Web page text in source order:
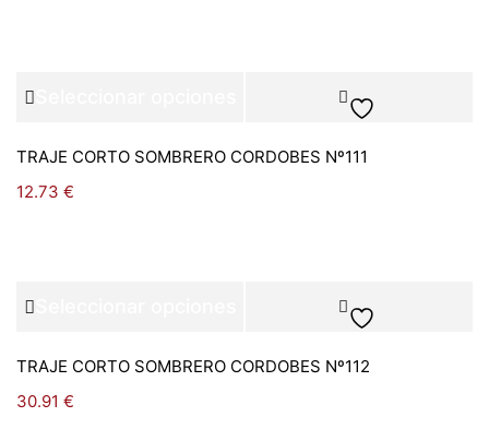
TRAJE CORTO SOMBRERO CORDOBES Nº111
12.73 €
TRAJE CORTO SOMBRERO CORDOBES Nº112
30.91 €